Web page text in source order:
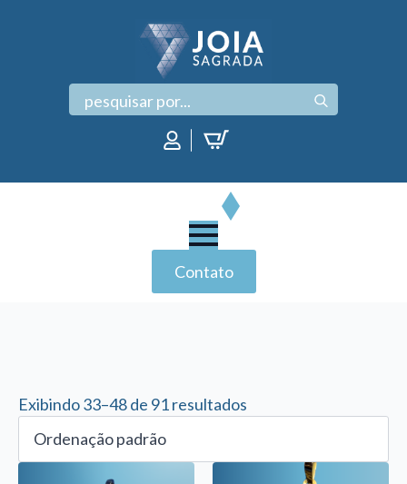
for:
Contato
Exibindo 33–48 de 91 resultados